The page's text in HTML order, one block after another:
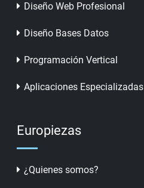
Diseño Web Profesional
Diseño Bases Datos
Programación Vertical
Aplicaciones Especializadas
Europiezas
¿Quienes somos?